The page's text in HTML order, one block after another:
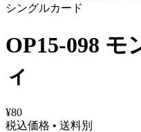
シングルカード
OP15-098 モ
ィ
¥80
税込価格 • 送料別